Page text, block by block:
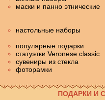
маски и панно этнические
настольные наборы
популярные подарки
статуэтки Veronese classic
сувениры из стекла
фоторамки
ПОДАРКИ И